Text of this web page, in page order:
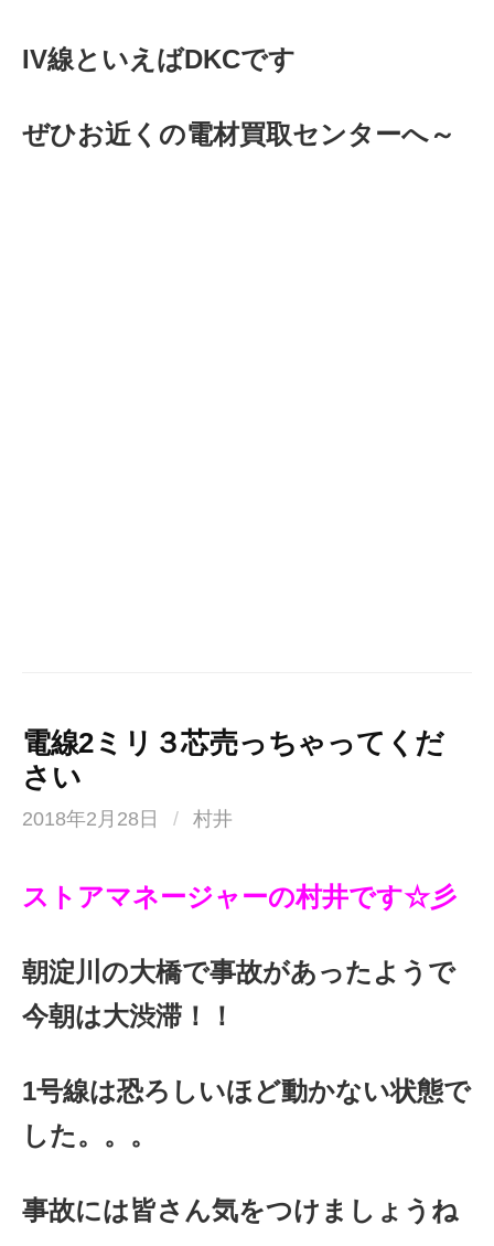
IV線といえばDKCです
ぜひお近くの電材買取センターへ～
電線2ミリ３芯売っちゃってくだ
さい
2018年2月28日 / 村井
ストアマネージャーの村井です☆彡
朝淀川の大橋で事故があったようで
今朝は大渋滞！！
1号線は恐ろしいほど動かない状態で
した。。。
事故には皆さん気をつけましょうね